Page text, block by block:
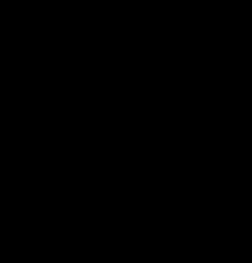
sich gut bearbeiten.
(Coordinated